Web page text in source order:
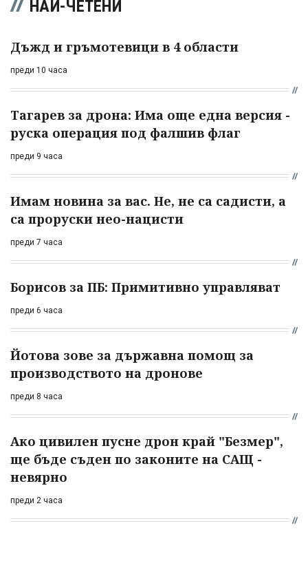
НАЙ-ЧЕТЕНИ
Дъжд и гръмотевици в 4 области
преди 10 часа
Тагарев за дрона: Има още една версия -
руска операция под фалшив флаг
преди 9 часа
Имам новина за вас. Не, не са садисти, а
са проруски нео-нацисти
преди 7 часа
Борисов за ПБ: Примитивно управляват
преди 6 часа
Йотова зове за държавна помощ за
производството на дронове
преди 8 часа
Ако цивилен пусне дрон край "Безмер",
ще бъде съден по законите на САЩ -
невярно
преди 2 часа